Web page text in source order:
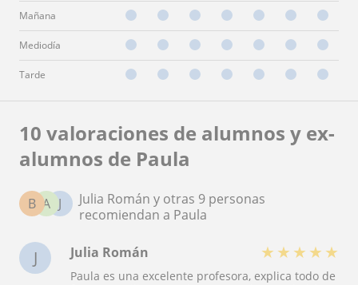
Mañana
Mediodía
Tarde
10 valoraciones de alumnos y ex-
alumnos de Paula
J
A
B
Julia Román y otras 9 personas
recomiendan a Paula
J Julia Román ★ ★ ★ ★ ★
Paula es una excelente profesora, explica todo de